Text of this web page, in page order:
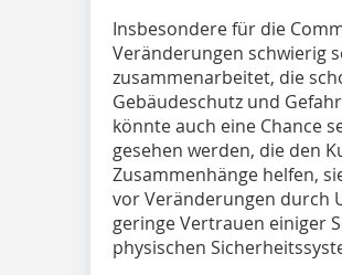
Insbesondere für die
Veränderungen schwierig
zusammenarbeitet, die
Gebäudeschutz und
könnte auch eine Chance
gesehen werden, die den
Zusammenhänge helfen,
vor Veränderungen durch
geringe Vertrauen einiger
physischen